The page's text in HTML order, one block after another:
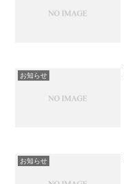
お知らせ
お知らせ